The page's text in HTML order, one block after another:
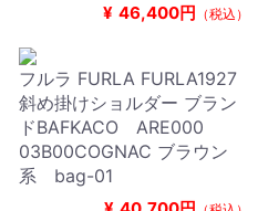
¥ 46,400円 （税込）
フルラ FURLA FURLA1927
斜め掛けショルダー ブラン
ドBAFKACO ARE000
03B00COGNAC ブラウン
系 bag-01